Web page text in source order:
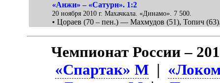
«Анжи» – «Сатурн». 1:2
20 ноября 2010 г. Махачкала. «Динамо». 7 500.
• Цораев (70 – пен.) — Махмудов (51), Топич
Чемпионат России –
«Спартак» М |